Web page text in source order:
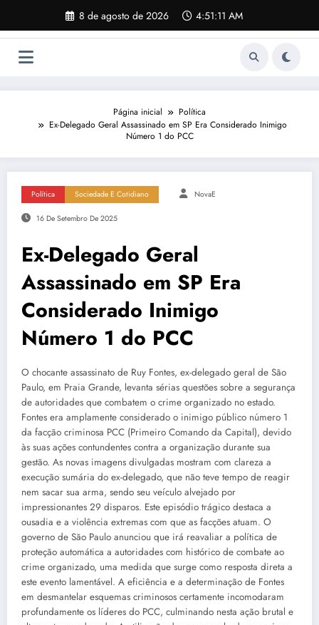
o
8 de agosto de 2026 4:51:12 AM
Página inicial
Política
Ex-Delegado Geral Assassinado em SP Era Considerado Inimigo
Número 1 do PCC
Política Sociedade E Cotidiano NovaE
16 De Setembro De 2025
Ex-Delegado Geral
Assassinado em SP Era
Considerado Inimigo
Número 1 do PCC
O chocante assassinato de Ruy Fontes, ex-delegado geral de São
Paulo, em Praia Grande, levanta sérias questões sobre a segurança
de autoridades que combatem o crime organizado no estado.
Fontes era amplamente considerado o inimigo público número 1
da facção criminosa PCC (Primeiro Comando da Capital), devido
às suas ações contundentes contra a organização durante sua
gestão. As novas imagens divulgadas mostram com clareza a
execução sumária do ex-delegado, que não teve tempo de reagir
nem sacar sua arma, sendo seu veículo alvejado por
impressionantes 29 disparos. Este episódio trágico destaca a
ousadia e a violência extremas com que as facções atuam. O
governo de São Paulo anunciou que irá reavaliar a política de
proteção automática a autoridades com histórico de combate ao
crime organizado, uma medida que surge como resposta direta a
este evento lamentável. A eficiência e a determinação de Fontes
em desmantelar esquemas criminosos certamente incomodaram
profundamente os líderes do PCC, culminando nesta ação brutal e